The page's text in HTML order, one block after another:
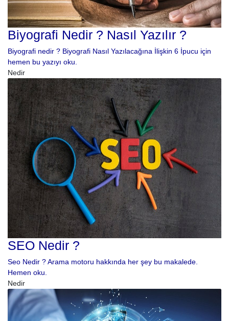
Biyografi Nedir ? Nasıl Yazılır ?
Biyografi nedir ? Biyografi Nasıl Yazılacağına İlişkin 6 İpucu için
hemen bu yazıyı oku.
Nedir
SEO Nedir ?
Seo Nedir ? Arama motoru hakkında her şey bu makalede.
Hemen oku.
Nedir